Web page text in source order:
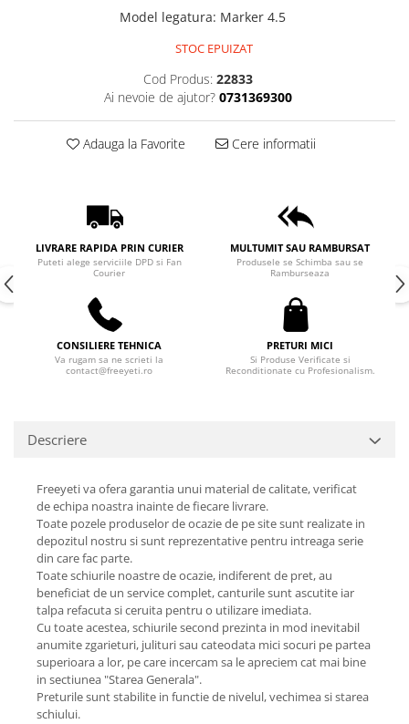
Model legatura: Marker 4.5
STOC EPUIZAT
Cod Produs: 22833
Ai nevoie de ajutor? 0731369300
Adauga la Favorite Cere informatii
LIVRARE RAPIDA PRIN CURIER
Puteti alege serviciile DPD si Fan
Courier
MULTUMIT SAU RAMBURSAT
Produsele se Schimba sau se
Ramburseaza
CONSILIERE TEHNICA
Va rugam sa ne scrieti la
contact@freeyeti.ro
PRETURI MICI
Si Produse Verificate si
Reconditionate cu Profesionalism.
Descriere
Freeyeti va ofera garantia unui material de calitate, verificat
de echipa noastra inainte de fiecare livrare.
Toate pozele produselor de ocazie de pe site sunt realizate in
depozitul nostru si sunt reprezentative pentru intreaga serie
din care fac parte.
Toate schiurile noastre de ocazie, indiferent de pret, au
beneficiat de un service complet, canturile sunt ascutite iar
talpa refacuta si ceruita pentru o utilizare imediata.
Cu toate acestea, schiurile second prezinta in mod inevitabil
anumite zgarieturi, julituri sau cateodata mici socuri pe partea
superioara a lor, pe care incercam sa le apreciem cat mai bine
in sectiunea "Starea Generala".
Preturile sunt stabilite in functie de nivelul, vechimea si starea
schiului.